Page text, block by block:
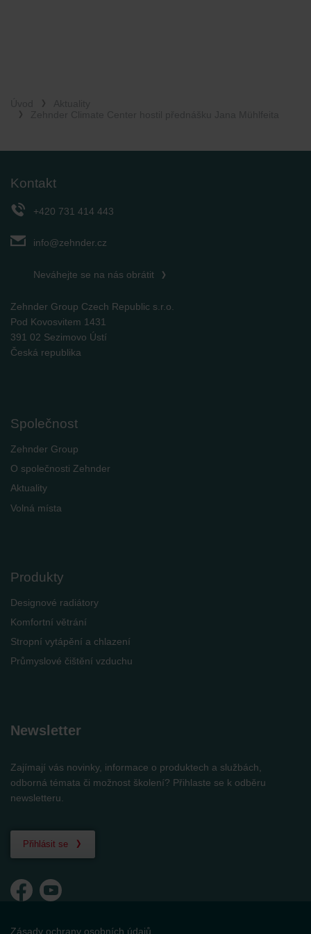
Kontakt
+420 731 414 443
info@zehnder.cz
Neváhejte se na nás obrátit
Zehnder Group Czech Republic s.r.o.
Pod Kovosvitem 1431
391 02 Sezimovo Ústí
Česká republika
Společnost
Zehnder Group
O společnosti Zehnder
Aktuality
Volná místa
Produkty
Designové radiátory
Komfortní větrání
Stropní vytápění a chlazení
Průmyslové čištění vzduchu
Newsletter
Zajímají vás novinky, informace o produktech a službách,
odborná témata či možnost školení? Přihlaste se k odběru
newsletteru.
Přihlásit se
Zásady ochrany osobních údajů